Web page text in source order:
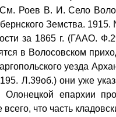
Роев В. И. Село
Земства.
за 1865 г. (ГААО.
в Волосовском
уезда
Л.39об.) они уже
епархии
что часть